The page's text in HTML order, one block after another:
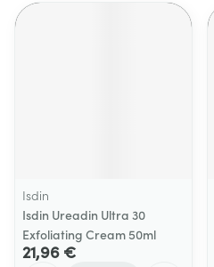
Isdin
Isdin Ureadin Ultra 30
Exfoliating Cream 50ml
21,96 €